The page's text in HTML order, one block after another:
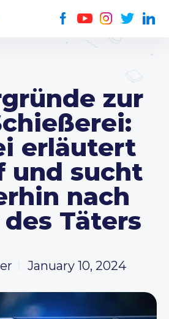
zur
erläutert
und sucht
nach
Täters
January 10, 2024